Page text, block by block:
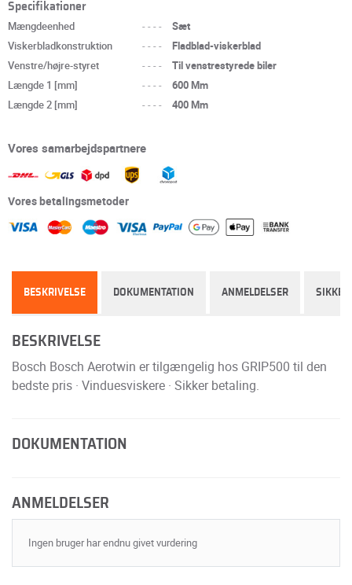
Specifikationer
Mængdeenhed ----
Sæt
Viskerbladkonstruktion
----
Fladblad-viskerblad
Venstre/højre-styret
----
Til venstrestyrede biler
Længde 1 [mm]
----
600 Mm
Længde 2 [mm]
---- 400 Mm
Vores samarbejdspartnere
Vores betalingsmetoder
BESKRIVELSE DOKUMENTATION ANMELDELSER
BESKRIVELSE
Bosch Bosch Aerotwin er tilgængelig hos GRIP500 til den
bedste pris · Vinduesviskere · Sikker betaling.
DOKUMENTATION
ANMELDELSER
Ingen bruger har endnu givet vurdering